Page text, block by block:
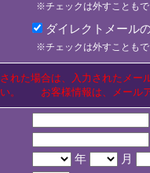
※チェックは外すことも
ダイレクトメール
※チェックは外すことも
れた場合は、入力されたメ
い。 お客様情報は、メール
年
月